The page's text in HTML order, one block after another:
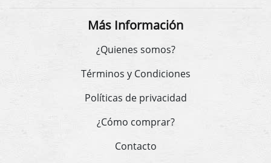
Más Información
¿Quienes somos?
Términos y Condiciones
Políticas de privacidad
¿Cómo comprar?
Contacto